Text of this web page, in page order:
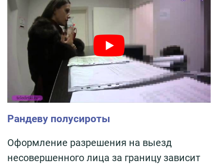
Рандеву полусироты
Оформление разрешения на выезд
несовершенного лица за границу зависит